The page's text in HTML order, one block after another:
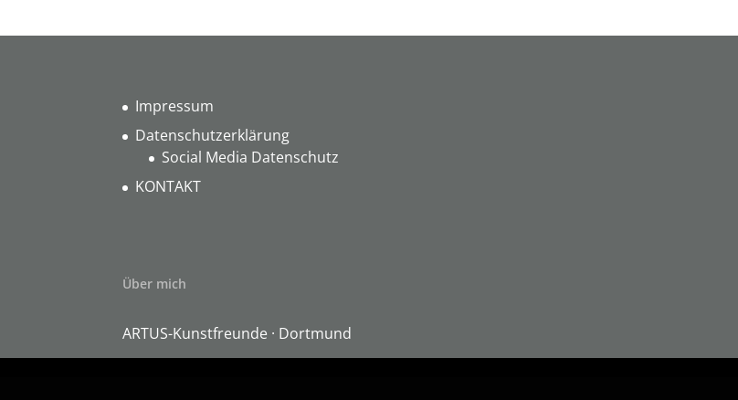
Impressum
Datenschutzerklärung
Social Media Datenschutz
KONTAKT
Über mich
ARTUS-Kunstfreunde · Dortmund